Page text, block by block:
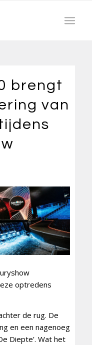
brengt
van
optredens
de rug. De
en een nagenoeg
Diepte’. Wat het